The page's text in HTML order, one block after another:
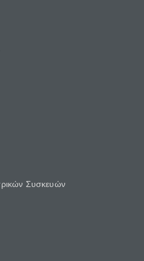
Συσκευών